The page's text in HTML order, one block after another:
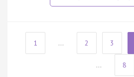
1 ... 2 3
... 8